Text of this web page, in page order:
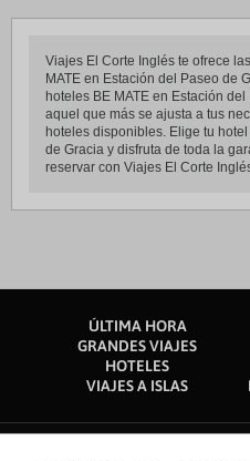
Viajes El Corte Inglés te ofrece
MATE en Estación del Paseo de
hoteles BE MATE en Estación
aquel que más se ajusta a tus
hoteles disponibles. Elige tu
de Gracia y disfruta de toda la
reservar con Viajes El Corte
ÚLTIMA HORA
GRANDES VIAJES
HOTELES
VIAJES A ISLAS